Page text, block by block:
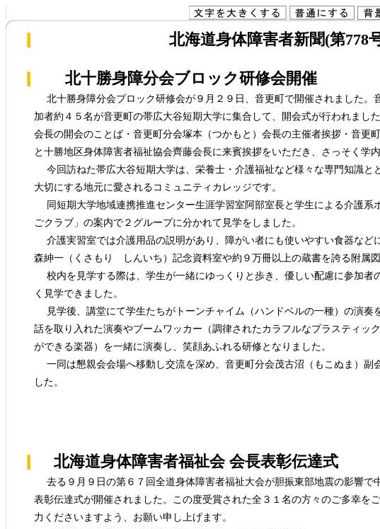
北海道身体障害者新聞(第778
北十勝身障分会ブロック研修会開催
北十勝身障分会ブロック研修会が９月２９日、音更町で開催されました。
加者約４５名が音更町の帯広大谷短期大学に集合して、開会式が行われまし
会長の開会のことば・音更町分会塚本（つかもと）会長の主催者挨拶・音更
と十勝地区身体障害者福祉協会齊藤会長に来賓挨拶をいただき、さっそく学
今回訪ねた帯広大谷短期大学は、栄養士・介護福祉など様々な専門知識と
大切にする地元に愛されるコミュニティカレッジです。
同短期大学地域連携推進センター生涯学習室阿部室長と学生による介護系
ごクラブ」の案内で２グループに分かれて見学をしました。
介護実習室では介護用品の説明があり、障がい者にも使いやすい食器など
森紳一（くさもり しんいち）記念資料室や約９万冊以上の蔵書を誇る附属図
校内を見学する際は、学生が一緒にゆっくりと歩き、優しい配慮に参加者
く見学できました。
見学後、講堂にて学生たちがトーンチャイム（ハンドベルの一種）の演奏
話を取り入れた演奏やブームワッカー（調律されたカラフルなプラスティッ
ができる楽器）を一緒に演奏し、笑顔あふれる研修となりました。
一同は懇親会会場へ移動し交流を深め、音更町分会茂古沼（もこぬま）副
した。
北海道身体障害者福祉会 会長表彰伝達式
去る９月９日の第６７回全道身体障害者福祉大会が胆振東部地震の影響で
表彰伝達式が開催されました。この度受賞された全３１名の方々のご多幸を
力くださいますよう、お願い申し上げます。